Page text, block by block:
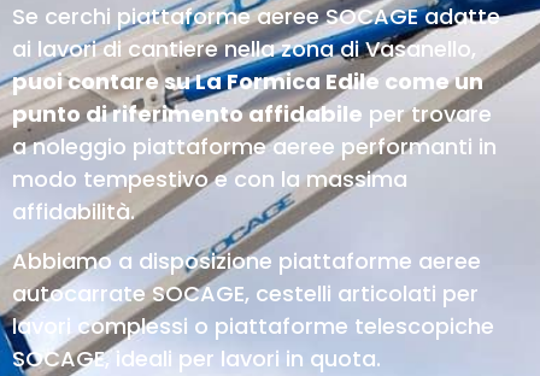
Se cerchi piattaforme aeree SOCAGE adatte
ai lavori di cantiere nella zona di Vasanello,
puoi contare su La Formica Edile come un
punto di riferimento affidabile per trovare
a noleggio piattaforme aeree performanti in
modo tempestivo e con la massima
affidabilità.
Abbiamo a disposizione piattaforme aeree
autocarrate SOCAGE, cestelli articolati per
lavori complessi o piattaforme telescopiche
SOCAGE, ideali per lavori in quota.